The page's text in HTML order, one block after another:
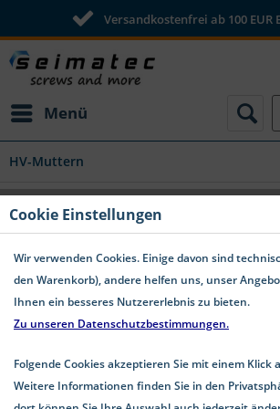
Versandkostenfrei ab 100 EUR
Menü
HV-Muttern
Cookie Einstellungen
Wir verwenden Cookies. Einige davon sind
den Warenkorb), andere helfen uns, unser
Ihnen ein besseres Nutzererlebnis zu bieten.
Zu unseren Datenschutzbestimmungen.
Folgende Cookies akzeptieren Sie mit einem Klick
Weitere Informationen finden Sie in den